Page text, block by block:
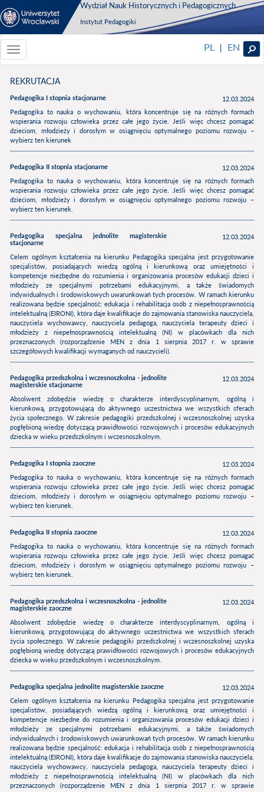
Wydział Nauk Historycznych i Pedagogicznych
Instytut Pedagogiki
Toggle
navigationToggle
PL | EN
REKRUTACJA
Pedagogika I stopnia stacjonarne
12.03.2024
Pedagogika to nauka o wychowaniu, która koncentruje się na różnych formach
wspierania rozwoju człowieka przez całe jego życie. Jeśli więc chcesz pomagać
dzieciom, młodzieży i dorosłym w osiągnięciu optymalnego poziomu rozwoju –
wybierz ten kierunek
Pedagogika II stopnia stacjonarne
12.03.2024
Pedagogika to nauka o wychowaniu, która koncentruje się na różnych formach
wspierania rozwoju człowieka przez całe jego życie. Jeśli więc chcesz pomagać
dzieciom, młodzieży i dorosłym w osiągnięciu optymalnego poziomu rozwoju –
wybierz ten kierunek.
Pedagogika specjalna jednolite magisterskie
stacjonarne
12.03.2024
Celem ogólnym kształcenia na kierunku Pedagogika specjalna jest przygotowanie
specjalistów, posiadających wiedzą ogólną i kierunkową oraz umiejętności i
kompetencje niezbędne do rozumienia i organizowania procesów edukacji dzieci i
młodzieży ze specjalnymi potrzebami edukacyjnymi, a także świadomych
indywidualnych i środowiskowych uwarunkowań tych procesów. W ramach kierunku
realizowana będzie specjalność: edukacja i rehabilitacja osób z niepełnosprawnością
intelektualną (EIRONI), która daje kwalifikacje do zajmowania stanowiska nauczyciela,
nauczyciela wychowawcy, nauczyciela pedagoga, nauczyciela terapeuty dzieci i
młodzieży z niepełnosprawnością intelektualną (NI) w placówkach dla nich
przeznaczonych (rozporządzenie MEN z dnia 1 sierpnia 2017 r. w sprawie
szczegółowych kwalifikacji wymaganych od nauczycieli).
Pedagogika przedszkolna i wczesnoszkolna - jednolite
magisterskie stacjonarne
12.03.2024
Absolwent zdobędzie wiedzę o charakterze interdyscyplinarnym, ogólną i
kierunkową, przygotowującą do aktywnego uczestnictwa we wszystkich sferach
życia społecznego. W zakresie pedagogiki przedszkolnej i wczesnoszkolnej uzyska
pogłębioną wiedzę dotyczącą prawidłowości rozwojowych i procesów edukacyjnych
dziecka w wieku przedszkolnym i wczesnoszkolnym.
Pedagogika I stopnia zaoczne
12.03.2024
Pedagogika to nauka o wychowaniu, która koncentruje się na różnych formach
wspierania rozwoju człowieka przez całe jego życie. Jeśli więc chcesz pomagać
dzieciom, młodzieży i dorosłym w osiągnięciu optymalnego poziomu rozwoju –
wybierz ten kierunek.
Pedagogika II stopnia zaoczne
12.03.2024
Pedagogika to nauka o wychowaniu, która koncentruje się na różnych formach
wspierania rozwoju człowieka przez całe jego życie. Jeśli więc chcesz pomagać
dzieciom, młodzieży i dorosłym w osiągnięciu optymalnego poziomu rozwoju –
wybierz ten kierunek.
Pedagogika przedszkolna i wczesnoszkolna - jednolite
magisterskie zaoczne
12.03.2024
Absolwent zdobędzie wiedzę o charakterze interdyscyplinarnym, ogólną i
kierunkową, przygotowującą do aktywnego uczestnictwa we wszystkich sferach
życia społecznego. W zakresie pedagogiki przedszkolnej i wczesnoszkolnej uzyska
pogłębioną wiedzę dotyczącą prawidłowości rozwojowych i procesów edukacyjnych
dziecka w wieku przedszkolnym i wczesnoszkolnym.
Pedagogika specjalna jednolite magisterskie zaoczne
12.03.2024
Celem ogólnym kształcenia na kierunku Pedagogika specjalna jest przygotowanie
specjalistów, posiadających wiedzą ogólną i kierunkową oraz umiejętności i
kompetencje niezbędne do rozumienia i organizowania procesów edukacji dzieci i
młodzieży ze specjalnymi potrzebami edukacyjnymi, a także świadomych
indywidualnych i środowiskowych uwarunkowań tych procesów. W ramach kierunku
realizowana będzie specjalność: edukacja i rehabilitacja osób z niepełnosprawnością
intelektualną (EIRONI), która daje kwalifikacje do zajmowania stanowiska nauczyciela,
nauczyciela wychowawcy, nauczyciela pedagoga, nauczyciela terapeuty dzieci i
młodzieży z niepełnosprawnością intelektualną (NI) w placówkach dla nich
przeznaczonych (rozporządzenie MEN z dnia 1 sierpnia 2017 r. w sprawie